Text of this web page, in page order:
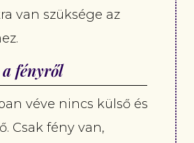
van szüksége az
fényről
véve nincs külső és
Csak fény van,